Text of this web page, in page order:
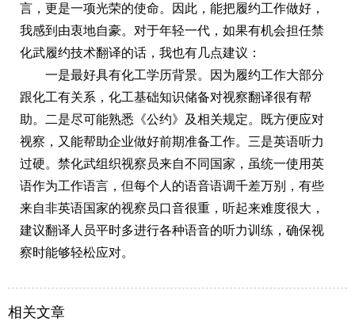
言，更是一项光荣的使命。因此，能把履约工作做好，
我感到由衷地自豪。对于年轻一代，如果有机会担任禁
化武履约技术翻译的话，我也有几点建议：
一是最好具有化工学历背景。因为履约工作大部分
跟化工有关系，化工基础知识储备对视察翻译很有帮
助。二是尽可能熟悉《公约》及相关规定。既方便应对
视察，又能帮助企业做好前期准备工作。三是英语听力
过硬。禁化武组织视察员来自不同国家，虽统一使用英
语作为工作语言，但每个人的语音语调千差万别，有些
来自非英语国家的视察员口音很重，听起来难度很大，
建议翻译人员平时多进行各种语音的听力训练，确保视
察时能够轻松应对。
相关文章